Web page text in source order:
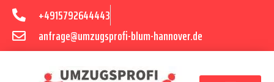
+4915792644443
anfrage@umzugsprofi-blum-hannover.de